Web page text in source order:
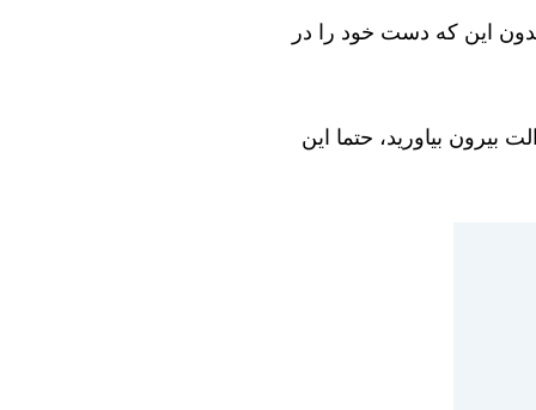
این که دست خود را در
بیرون بیاورید، حتما این